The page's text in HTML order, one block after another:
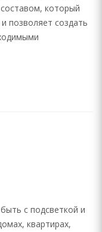
который
позволяет создать
с подсветкой и
квартирах,